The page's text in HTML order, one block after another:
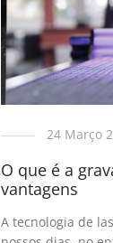
24 Março
O que é a
vantagens
A tecnologia de